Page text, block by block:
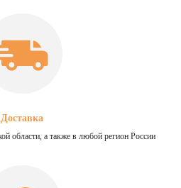
Доставка
области, а также в любой регион России